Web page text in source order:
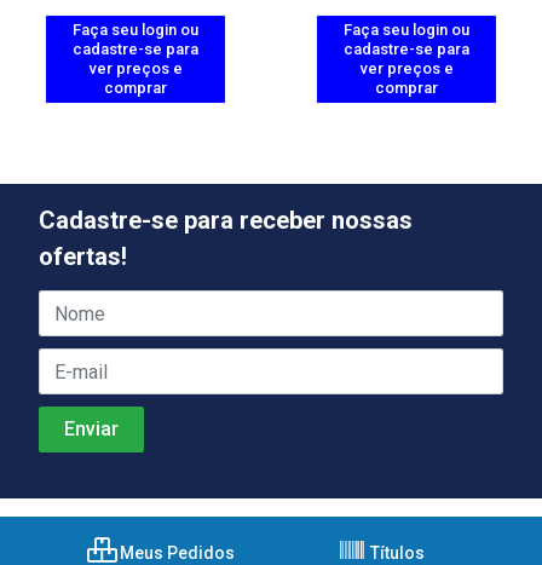
Faça seu login ou
cadastre-se para
ver preços e
comprar
Faça seu login ou
cadastre-se para
ver preços e
comprar
Cadastre-se para receber nossas
ofertas!
Meus Pedidos Títulos